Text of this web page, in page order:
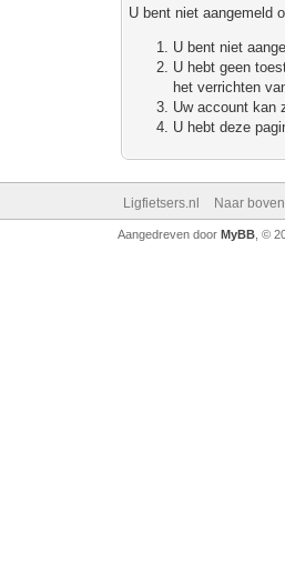
U bent niet aangemeld
U bent niet
U hebt geen
het verrichten
Uw account kan
U hebt deze
Ligfietsers.nl Naar boven
Aangedreven door MyBB, ©